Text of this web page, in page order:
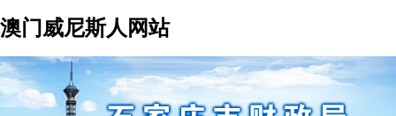
澳门威尼斯人网站